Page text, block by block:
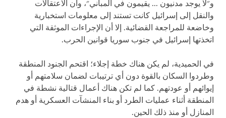
و"لا يوجد مدنيون ... يقيمون في المباني"، وأن الاعتقالات
والنقل إلى إسرائيل كانت تستند إلى معلومات استخبارية
وخاضعة للمراجعة القضائية. إلا أن الإجراءات الموثقة التي
اتخذتها إسرائيل في جنوب سوريا قوانين الحرب.
في الحميدية، لم يكن هناك خطة إجلاء؛ اقتحم الجنود المنطقة
وطردوا السكان بالقوة دون أي ترتيبات لضمان سلامتهم أو
إيوائهم أو عودتهم. كما لم تكن هناك أعمال قتالية نشطة في
المنطقة أثناء عمليات الطرد أو بناء المنشآت العسكرية أو هدم
المنازل أو منذ ذلك الحين.